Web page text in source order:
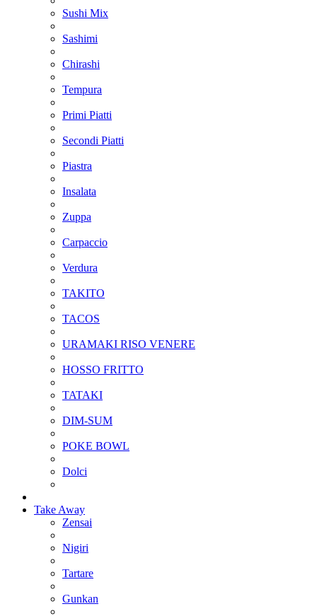
Sushi Mix
Sashimi
Chirashi
Tempura
Primi Piatti
Secondi Piatti
Piastra
Insalata
Zuppa
Carpaccio
Verdura
TAKITO
TACOS
URAMAKI RISO VENERE
HOSSO FRITTO
TATAKI
DIM-SUM
POKE BOWL
Dolci
Take Away
Zensai
Nigiri
Tartare
Gunkan